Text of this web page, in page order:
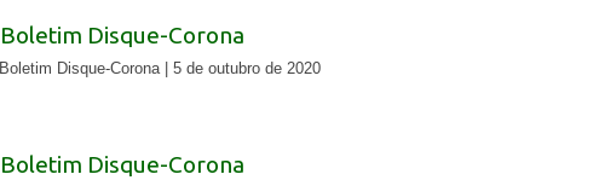
Boletim Disque-Corona
Boletim Disque-Corona | 5 de outubro de 2020
Boletim Disque-Corona